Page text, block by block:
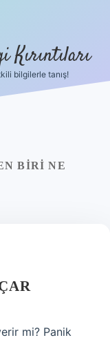
bilgilerle tanış!
BIRI NE
mi? Panik